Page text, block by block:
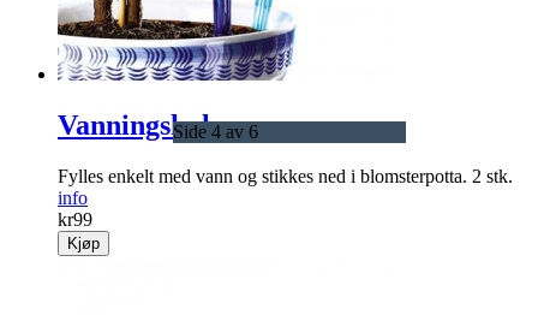
Vanningskuler
Fylles enkelt med vann og stikkes ned i blomsterpotta. 2 stk.
info
kr99
Kjøp
Side 4 av 6